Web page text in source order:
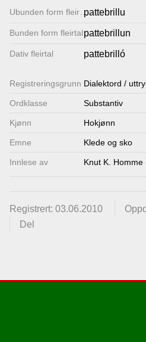
Ubunden form fleirtal
pattebrillu
Bunden form fleirtalpattebrillun
Dativ fleirtal pattebrilló
Registrerings­grunn Dialektord /
Ordklasse Substantiv
Kjønn Hokjønn
Emne Klede og sko
Innlese av Knut K. Homme
Registrert: 03.06.2010
Del
Lenkjer
Kontakt